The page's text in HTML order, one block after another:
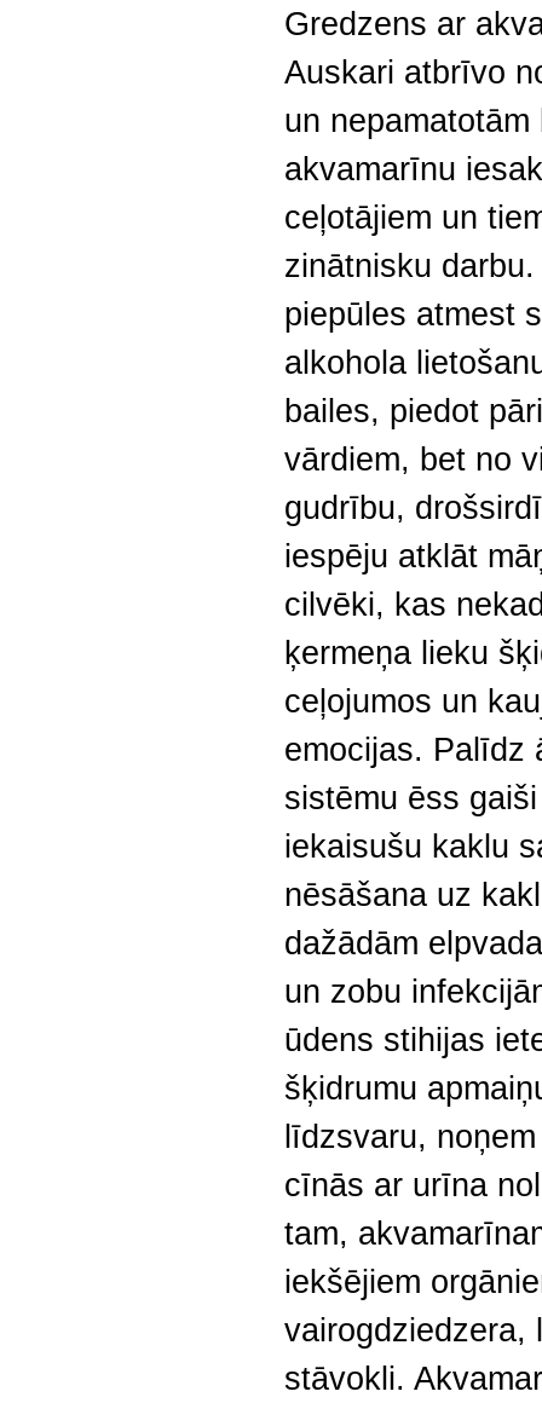
Gredzens ar
Auskari atbrīvo
un
akvamarīnu
ceļotājiem un
zinātnisku
piepūles atmest
alkohola
bailes, piedot
vārdiem, bet no
gudrību,
iespēju atklāt
cilvēki, kas
ķermeņa lieku
ceļojumos un
emocijas. Palīdz
sistēmu ēss
iekaisušu kaklu
nēsāšana uz
dažādām
un zobu
ūdens stihijas
šķidrumu
līdzsvaru,
cīnās ar urīna
tam,
iekšējiem
vairogdziedzera,
stāvokli.